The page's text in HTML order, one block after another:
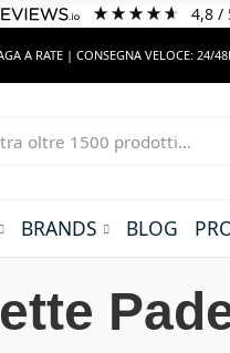
4,8/
A RATE | CONSEGNA VELOCE: 24/
BRANDS BLOG